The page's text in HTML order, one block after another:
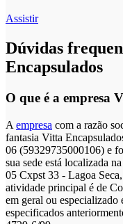
Assistir
Dúvidas
Encapsulados
O que é a empresa
A empresa com a razão
fantasia Vitta
06 (59329735000106) e
sua sede está localizada
05 Cxpst 33 - Lagoa
atividade principal é de
em geral ou
especificados